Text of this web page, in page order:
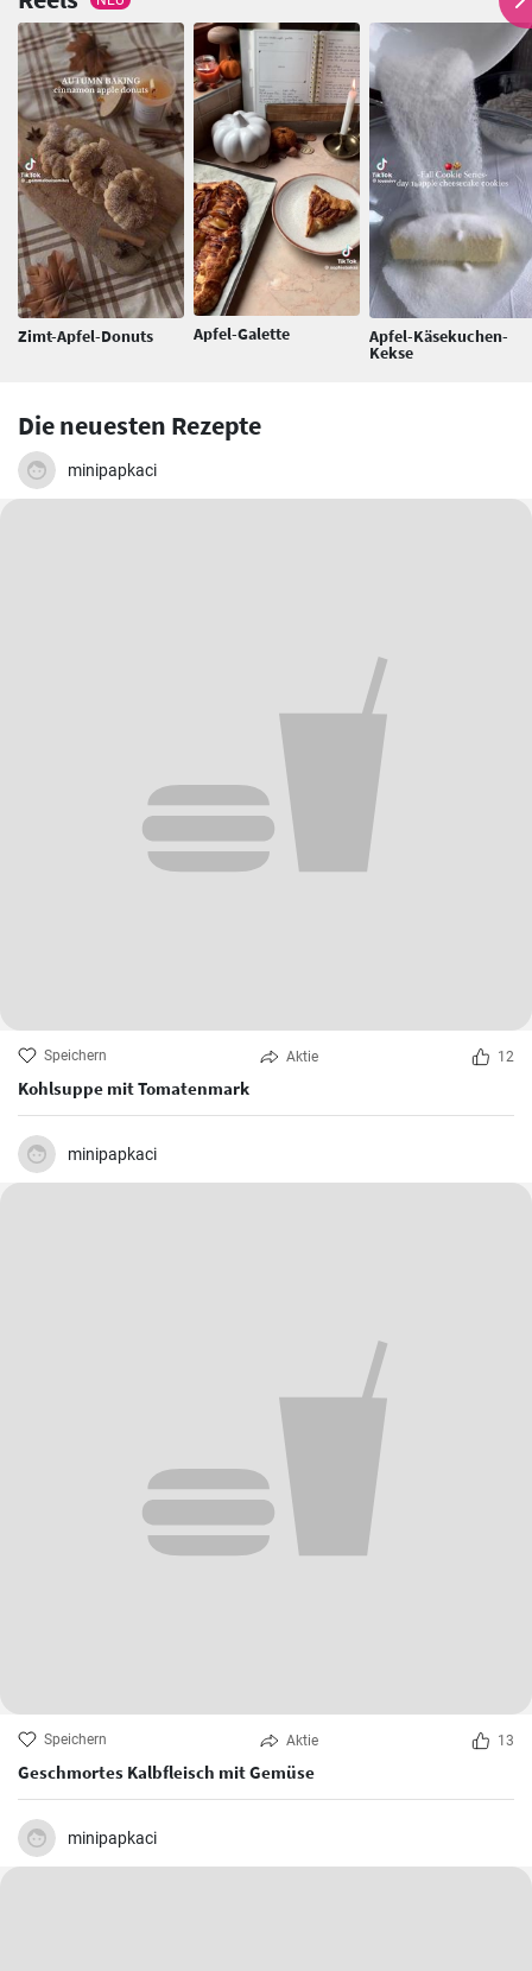
Zimt-Apfel-Donuts Apfel-Galette Apfel-Käsekuchen-
Kekse
Die neuesten Rezepte
minipapkaci
Speichern Aktie 12
Kohlsuppe mit Tomatenmark
minipapkaci
Speichern Aktie 13
Geschmortes Kalbfleisch mit Gemüse
minipapkaci